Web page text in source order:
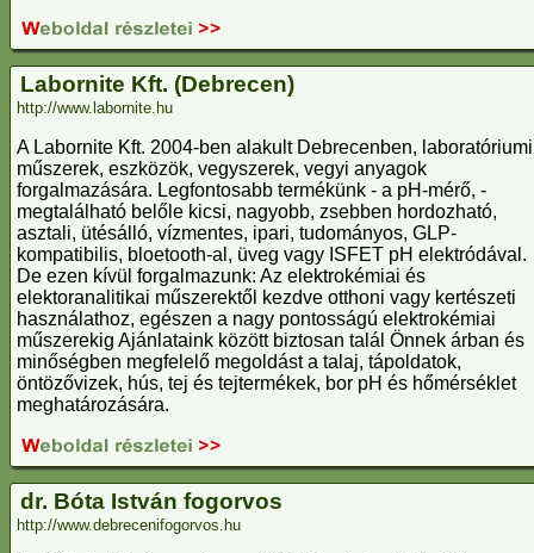
Labornite Kft. (Debrecen)
http://www.labornite.hu
A Labornite Kft. 2004-ben alakult Debrecenben, laboratóriumi
műszerek, eszközök, vegyszerek, vegyi anyagok
forgalmazására. Legfontosabb termékünk - a pH-mérő, -
megtalálható belőle kicsi, nagyobb, zsebben hordozható,
asztali, ütésálló, vízmentes, ipari, tudományos, GLP-
kompatibilis, bloetooth-al, üveg vagy ISFET pH elektródával.
De ezen kívül forgalmazunk: Az elektrokémiai és
elektoranalitikai műszerektől kezdve otthoni vagy kertészeti
használathoz, egészen a nagy pontosságú elektrokémiai
műszerekig Ajánlataink között biztosan talál Önnek árban és
minőségben megfelelő megoldást a talaj, tápoldatok,
öntözővizek, hús, tej és tejtermékek, bor pH és hőmérséklet
meghatározására.
dr. Bóta István fogorvos
http://www.debrecenifogorvos.hu